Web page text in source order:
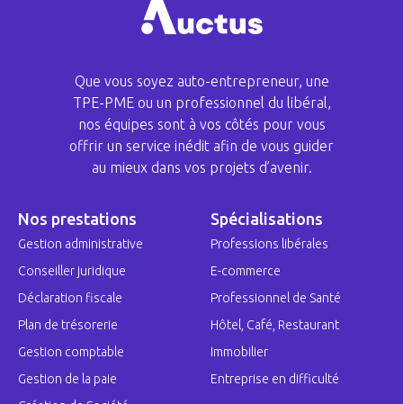
Que vous soyez auto-entrepreneur, une
TPE-PME ou un professionnel du libéral,
nos équipes sont à vos côtés pour vous
offrir un service inédit afin de vous guider
au mieux dans vos projets d’avenir.
Nos prestations
Gestion administrative
Conseiller juridique
Déclaration fiscale
Plan de trésorerie
Gestion comptable
Gestion de la paie
Spécialisations
Professions libérales
E-commerce
Professionnel de Santé
Hôtel, Café, Restaurant
Immobilier
Entreprise en difficulté